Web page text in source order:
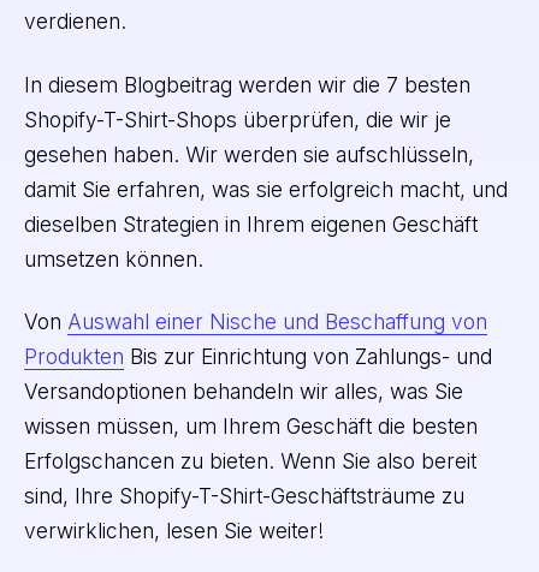
verdienen.
In diesem Blogbeitrag werden wir die 7 besten
Shopify-T-Shirt-Shops überprüfen, die wir je
gesehen haben. Wir werden sie aufschlüsseln,
damit Sie erfahren, was sie erfolgreich macht, und
dieselben Strategien in Ihrem eigenen Geschäft
umsetzen können.
Von Auswahl einer Nische und Beschaffung von
Produkten Bis zur Einrichtung von Zahlungs- und
Versandoptionen behandeln wir alles, was Sie
wissen müssen, um Ihrem Geschäft die besten
Erfolgschancen zu bieten. Wenn Sie also bereit
sind, Ihre Shopify-T-Shirt-Geschäftsträume zu
verwirklichen, lesen Sie weiter!